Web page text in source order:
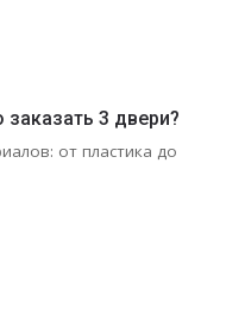
3 двери?
от пластика до